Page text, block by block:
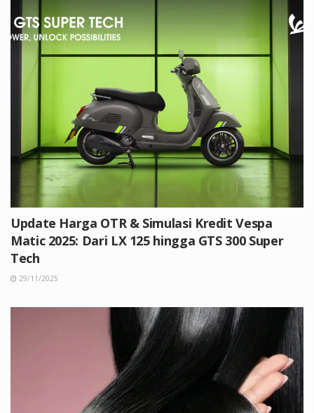
Update Harga OTR & Simulasi Kredit Vespa
Matic 2025: Dari LX 125 hingga GTS 300 Super
Tech
29/11/2025